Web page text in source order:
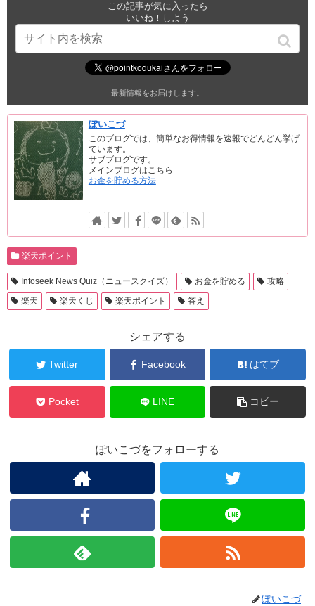
この記事が気に入ったら
いいね！しよう
最新情報をお届けします。
ぽいこづ
このブログでは、簡単なお得情報を速報でどんどん挙げ
ています。
サブブログです。
メインブログはこちら
お金を貯める方法
楽天ポイント
Infoseek News Quiz（ニュースクイズ） お金を貯める
攻略
楽天
楽天くじ 楽天ポイント 答え
シェアする
Twitter Facebook はてブ
Pocket LINE コピー
ぽいこづをフォローする
ぽいこづ